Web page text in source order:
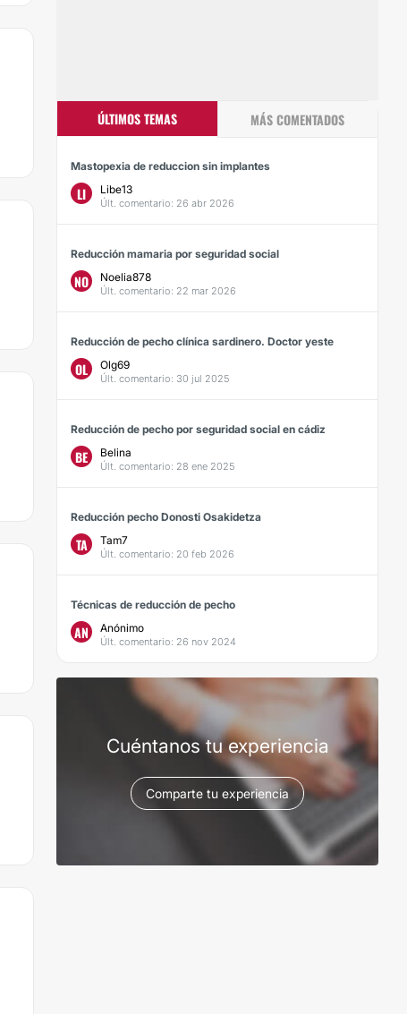
ÚLTIMOS TEMAS MÁS COMENTADOS
Mastopexia de reduccion sin implantes
LI Libe13
Últ. comentario: 26 abr 2026
Reducción mamaria por seguridad social
NO Noelia878
Últ. comentario: 22 mar 2026
Reducción de pecho clínica sardinero. Doctor yeste
OL Olg69
Últ. comentario: 30 jul 2025
Reducción de pecho por seguridad social en cádiz
BE Belina
Últ. comentario: 28 ene 2025
Reducción pecho Donosti Osakidetza
TA Tam7
Últ. comentario: 20 feb 2026
Técnicas de reducción de pecho
AN Anónimo
Últ. comentario: 26 nov 2024
Cuéntanos tu experiencia
Comparte tu experiencia